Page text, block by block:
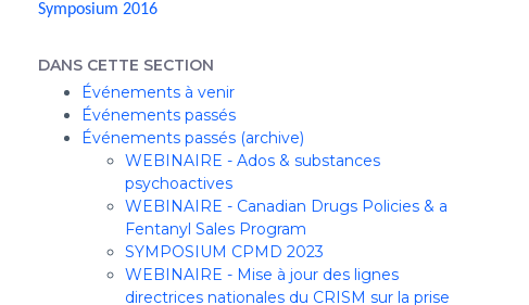
Symposium 2016
DANS CETTE SECTION
Événements à venir
Événements passés
Événements passés (archive)
WEBINAIRE - Ados & substances
psychoactives
WEBINAIRE - Canadian Drugs Policies & a
Fentanyl Sales Program
SYMPOSIUM CPMD 2023
WEBINAIRE - Mise à jour des lignes
directrices nationales du CRISM sur la prise